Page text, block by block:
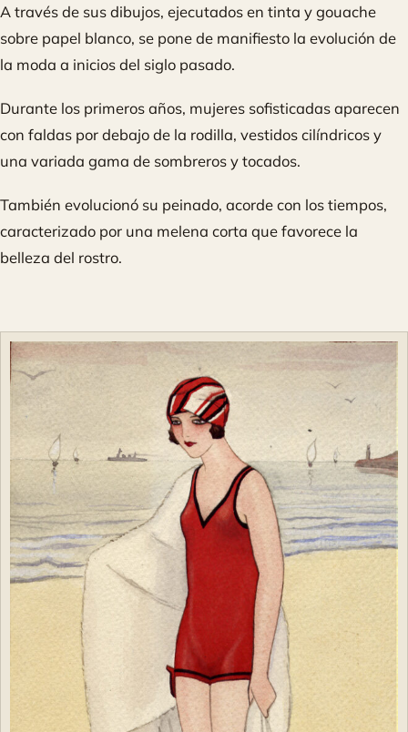
A través de sus dibujos, ejecutados en tinta y gouache
sobre papel blanco, se pone de manifiesto la evolución de
la moda a inicios del siglo pasado.
Durante los primeros años, mujeres sofisticadas aparecen
con faldas por debajo de la rodilla, vestidos cilíndricos y
una variada gama de sombreros y tocados.
También evolucionó su peinado, acorde con los tiempos,
caracterizado por una melena corta que favorece la
belleza del rostro.